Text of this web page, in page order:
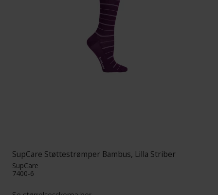
SupCare Støttestrømper Bambus, Lilla Striber
SupCare
7400-6